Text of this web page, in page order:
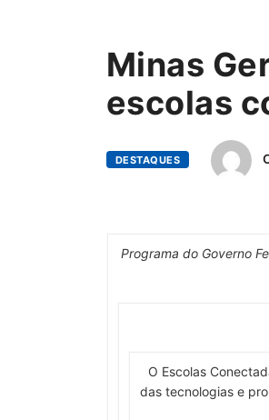
Minas
escolas
DESTAQUES
Programa do Governo
O Escolas
das tecnologias e